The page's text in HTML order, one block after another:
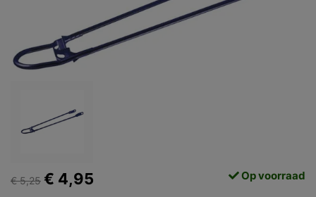
€ 5,25 € 4,95 Op voorraad